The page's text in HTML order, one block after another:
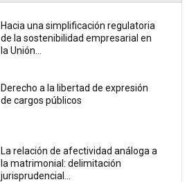
Hacia una simplificación regulatoria
de la sostenibilidad empresarial en
la Unión...
Derecho a la libertad de expresión
de cargos públicos
La relación de afectividad análoga a
la matrimonial: delimitación
jurisprudencial...